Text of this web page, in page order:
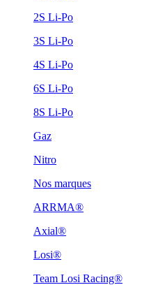
2S Li-Po
3S Li-Po
4S Li-Po
6S Li-Po
8S Li-Po
Gaz
Nitro
Nos marques
ARRMA®
Axial®
Losi®
Team Losi Racing®